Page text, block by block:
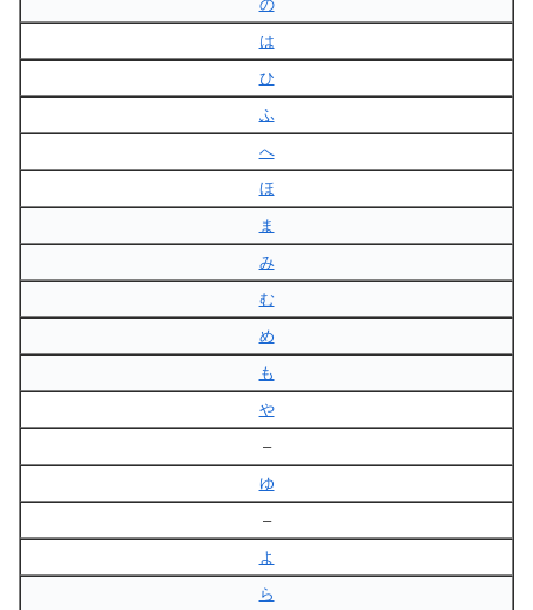
の
は
ひ
ふ
へ
ほ
ま
み
む
め
も
や
–
ゆ
–
よ
ら